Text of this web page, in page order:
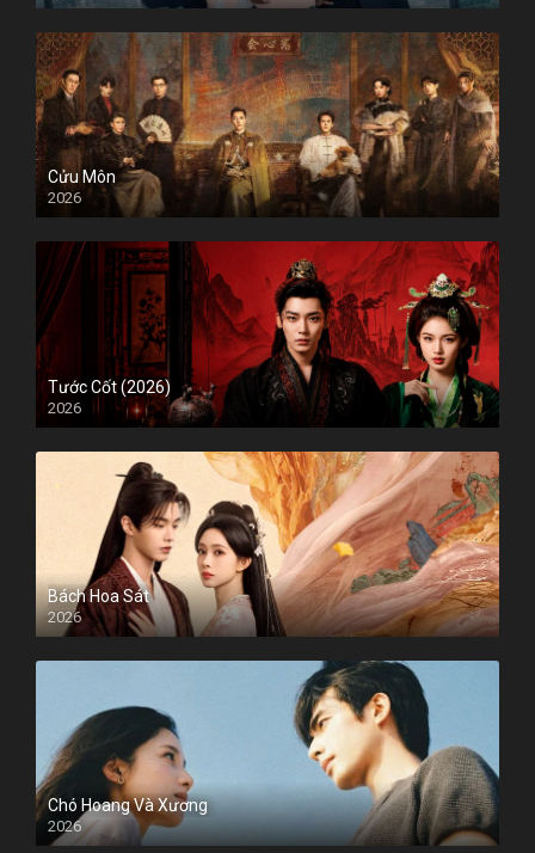
Cửu Môn
2026
Tước Cốt (2026)
2026
Bách Hoa Sát
2026
Chó Hoang Và Xương
2026